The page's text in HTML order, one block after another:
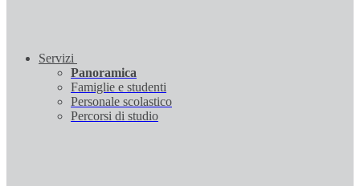
Servizi
Panoramica
Famiglie e studenti
Personale scolastico
Percorsi di studio